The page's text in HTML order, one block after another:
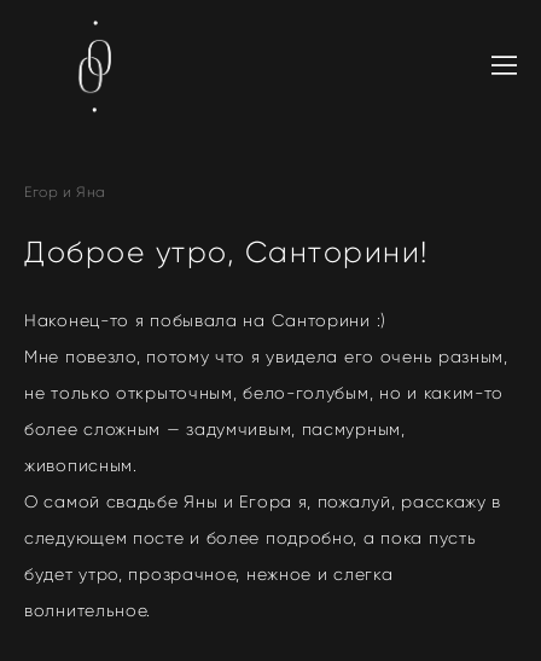
Егор и Яна
Доброе утро, Санторини!
Наконец-то я побывала на Санторини :)
Мне повезло, потому что я увидела его очень разным,
не только открыточным, бело-голубым, но и каким-то
более сложным — задумчивым, пасмурным,
живописным.
О самой свадьбе Яны и Егора я, пожалуй, расскажу в
следующем посте и более подробно, а пока пусть
будет утро, прозрачное, нежное и слегка
волнительное.